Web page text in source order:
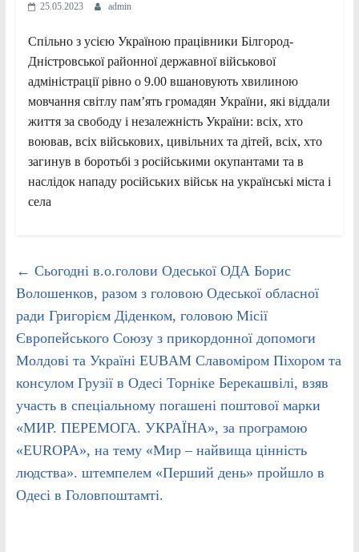
25.05.2023 admin
Спільно з усією Україною працівники Білгород-
Дністровської районної державної військової
адміністрації рівно о 9.00 вшановують хвилиною
мовчання світлу пам’ять громадян України, які віддали
життя за свободу і незалежність України: всіх, хто
воював, всіх військових, цивільних та дітей, всіх, хто
загинув в боротьбі з російськими окупантами та в
наслідок нападу російських військ на українські міста і
села
← Сьогодні в.о.голови Одеської ОДА Борис
Волошенков, разом з головою Одеської обласної
ради Григорієм Діденком, головою Місії
Європейського Союзу з прикордонної допомоги
Молдові та Україні EUBAM Славоміром Піхором та
консулом Грузії в Одесі Торніке Берекашвілі, взяв
участь в спеціальному погашені поштової марки
«МИР. ПЕРЕМОГА. УКРАЇНА», за програмою
«EUROPA», на тему «Мир – найвища цінність
людства». штемпелем «Перший день» пройшло в
Одесі в Головпоштамті.